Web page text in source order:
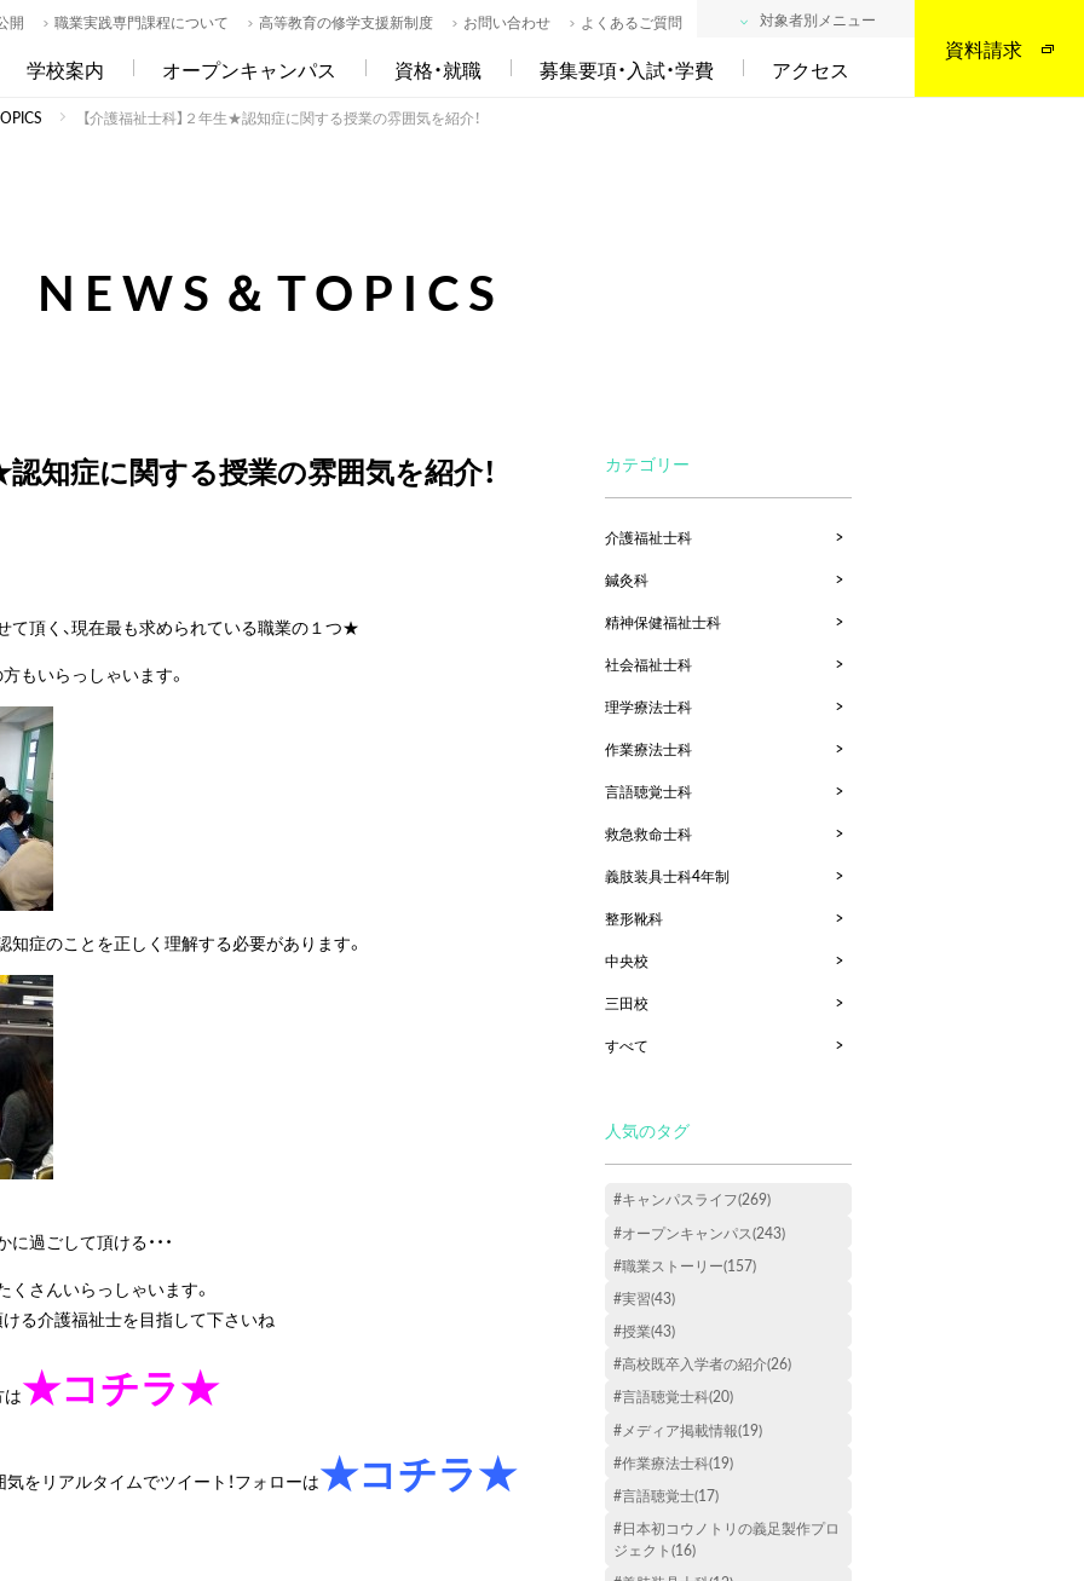
資料請求
学校案内 オープンキャンパス 資格・就職 募集要項・入試・学費 アクセス
開 職業実践専門課程について 高等教育の修学支援新制度 お問い合わせ よくあるご質問 対象者別メニュー
【介護福祉士科】２年生★認知症に関する授業の雰囲気を紹介！
NEWS＆TOPICS
知症に関する授業の雰囲気を紹介！
頂く、現在最も求められている職業の１つ★
もいらっしゃいます。
知症のことを正しく理解する必要があります。
過ごして頂ける・・・
さんいらっしゃいます。
る介護福祉士を目指して下さいね
★コチラ★
をリアルタイムでツイート！フォローは★コチラ★
カテゴリー
介護福祉士科
鍼灸科
精神保健福祉士科
社会福祉士科
理学療法士科
作業療法士科
言語聴覚士科
救急救命士科
義肢装具士科4年制
整形靴科
中央校
三田校
すべて
人気のタグ
#キャンパスライフ(269)
#オープンキャンパス(243)
#職業ストーリー(157)
#実習(43)
#授業(43)
#高校既卒入学者の紹介(26)
#言語聴覚士科(20)
#メディア掲載情報(19)
#作業療法士科(19)
#言語聴覚士(17)
#日本初コウノトリの義足製作プロ
ジェクト(16)